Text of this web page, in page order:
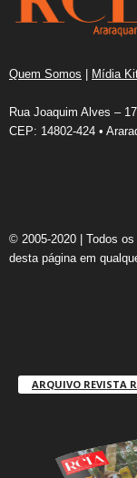
Quem Somos | Mídia
Rua Joaquim Alves –
CEP: 14802-424 •
© 2005-2020 | Todos
desta página em
ARQUIVO REVISTA